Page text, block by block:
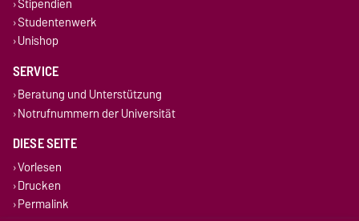
Studentenwerk
Unishop
SERVICE
Beratung und Unterstützung
Notrufnummern der Universität
DIESE SEITE
Vorlesen
Drucken
Permalink